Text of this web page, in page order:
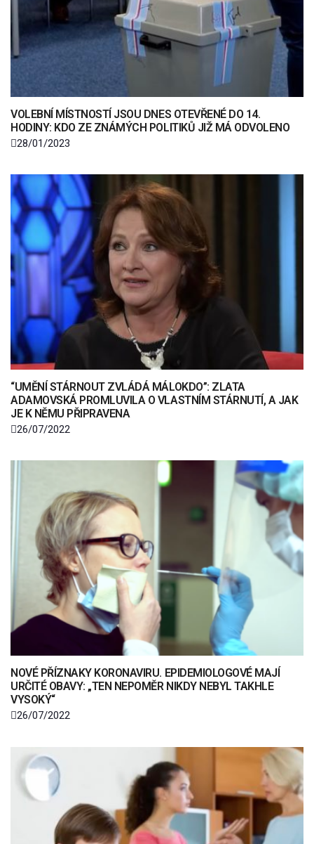
VOLEBNÍ MÍSTNOSTÍ JSOU DNES OTEVŘENÉ DO 14.
HODINY: KDO ZE ZNÁMÝCH POLITIKŮ JIŽ MÁ ODVOLENO
28/01/2023
“UMĚNÍ STÁRNOUT ZVLÁDÁ MÁLOKDO”: ZLATA
ADAMOVSKÁ PROMLUVILA O VLASTNÍM STÁRNUTÍ, A JAK
JE K NĚMU PŘIPRAVENA
26/07/2022
NOVÉ PŘÍZNAKY KORONAVIRU. EPIDEMIOLOGOVÉ MAJÍ
URČITÉ OBAVY: „TEN NEPOMĚR NIKDY NEBYL TAKHLE
VYSOKÝ“
26/07/2022